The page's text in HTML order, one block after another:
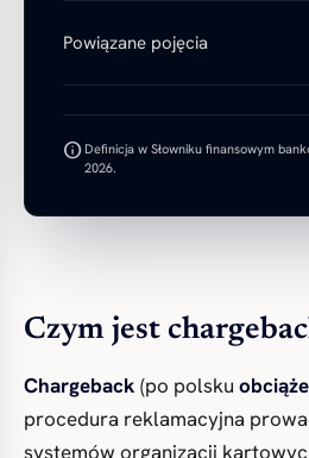
Powiązane pojęcia
infoDefinicja w Słowniku finansowym
2026.
Czym jest
Chargeback (po polsku
procedura reklamacyjna
systemów organizacji